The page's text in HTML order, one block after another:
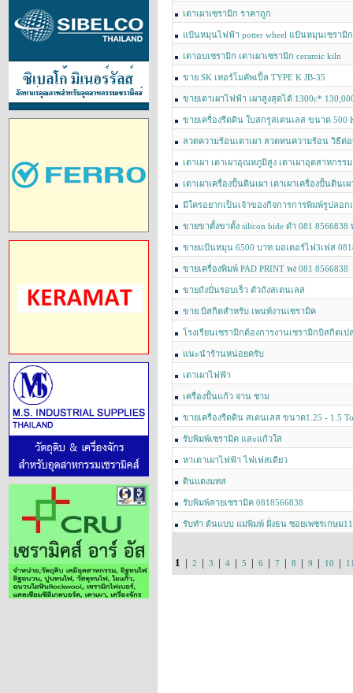
เตาเผาเซรามิก ราคาถูก
แป้นหมุนไฟฟ้า potter wheel แป้นหมุนเซรา
หมุนปั้นดินไฟฟ้า แป้นหมุนไม้ แป้นหมุนปั้นดิน
ราคาถูก
เตาอบเซรามิก เตาเผาเซรามิก ceramic kiln
ขาย SK เทอร์โมคัพเปิ้ล TYPE K JB-35
ขายเตาเผาไฟฟ้า เผาสูงสุดได้ 1300c*
ขายเครื่องรีดดิน ใบสกรูสเตนเลส ขนาด 500
ลวดความร้อนเตาเผา ลวดทนความร้อน วิธีต่
เตาเผา เตาเผาอุณหภูมิสูง เตาเผาอุตสาหกรรม
เตาเผาเครื่องปั้นดินเผา เตาเผาเครื่องปั้นดินเ
มีใครอยากเป็นเจ้าของกิจการการพิมพ์รูปลอก
สอบถาม018 8566838 พงษ์
ขายขาตั้งขาตั้ง silicon bide ดำ 081 8566838
ขายแป้นหมุน 6500 บาท มอเตอร์ไฟ3เฟส
ขายเครื่องพิมพ์ PAD PRINT พง 081 8566838
ขายถังปั่นรอบเร็ว ตัวถังสเตนเลส
ขาย บิสกิตสำหรับ เพนท์งานเซรามิค
โรงเรียนเซรามิกต้องการงานเซรามิกบิสกิตเ
เคลือบและสี
แนะนำร้านหน่อยครับ
เตาเผาไฟฟ้า
เครื่องปั้นแก้ว จาน ชาม
ขายเครื่องรีดดิน สเตนเลส ขนาด1.25 - 1.5
รับพิมพ์เซรามิค และแก้วใส
หาเตาเผาไฟฟ้า ไฟเฟสเดียว
ดินแดงมทส
รับพิมพ์ลายเซรามิค 0818566838
รับทำ ต้นแบบ แม่พิมพ์ ฝั่งธน ซอยเพชรเกษม
1 | 2 | 3 | 4 | 5 | 6 | 7 | 8 | 9 | 10 |